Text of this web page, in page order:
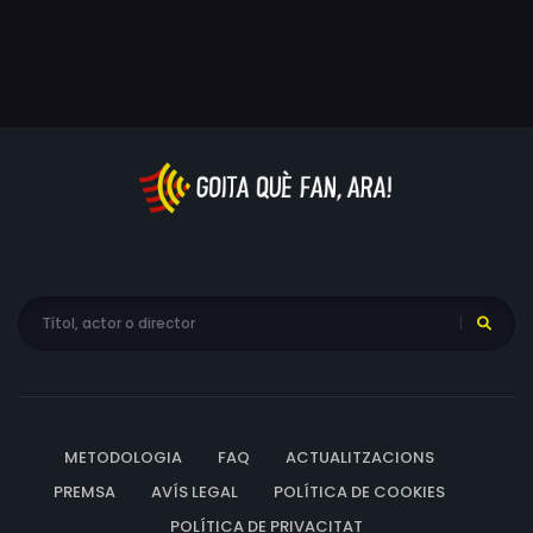
METODOLOGIA FAQ
ACTUALITZACIONS
PREMSA
AVÍS LEGAL
POLÍTICA DE COOKIES
POLÍTICA DE PRIVACITAT